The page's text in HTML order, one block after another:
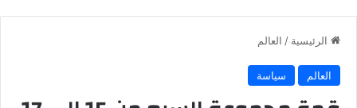
الرئيسية / العالم
العالم سياسة